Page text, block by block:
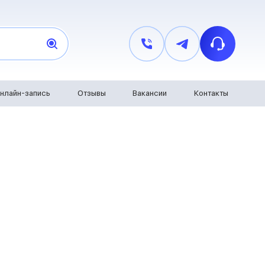
запись Отзывы Вакансии Контакты